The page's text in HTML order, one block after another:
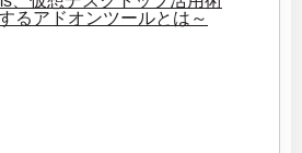
るアドオンツールとは～